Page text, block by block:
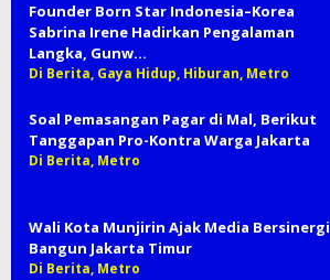
Founder Born Star Indonesia–Korea
Sabrina Irene Hadirkan Pengalaman
Langka, Gunw…
Di Berita, Gaya Hidup, Hiburan, Metro
Soal Pemasangan Pagar di Mal, Berikut
Tanggapan Pro-Kontra Warga Jakarta
Di Berita, Metro
Wali Kota Munjirin Ajak Media Bersinergi
Bangun Jakarta Timur
Di Berita, Metro